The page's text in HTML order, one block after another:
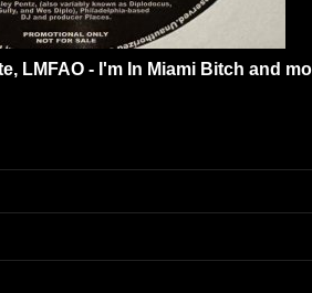
LMFAO - I'm In Miami Bitch and